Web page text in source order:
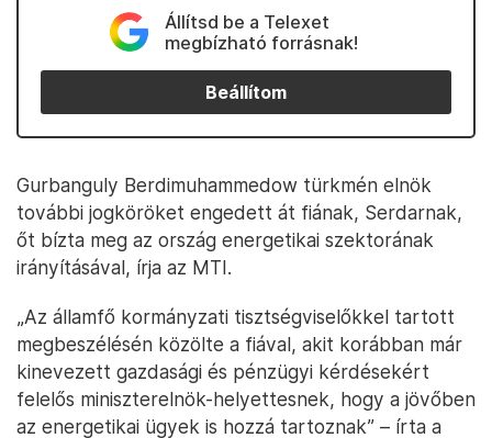
Állítsd be a Telexet
megbízható forrásnak!
Beállítom
Gurbanguly Berdimuhammedow türkmén elnök
további jogköröket engedett át fiának, Serdarnak,
őt bízta meg az ország energetikai szektorának
irányításával, írja az MTI.
„Az államfő kormányzati tisztségviselőkkel tartott
megbeszélésén közölte a fiával, akit korábban már
kinevezett gazdasági és pénzügyi kérdésekért
felelős miniszterelnök-helyettesnek, hogy a jövőben
az energetikai ügyek is hozzá tartoznak” – írta a